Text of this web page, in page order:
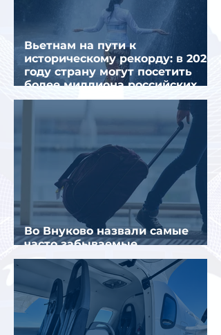
Вьетнам на пути к
историческому рекорду: в 2026
году страну могут посетить
более миллиона российских
туристов
Во Внуково назвали самые
часто забываемые
пассажирами вещи